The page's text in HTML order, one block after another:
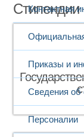
Контактная
Приказы и
Сведения об
Персоналии
Стипендии